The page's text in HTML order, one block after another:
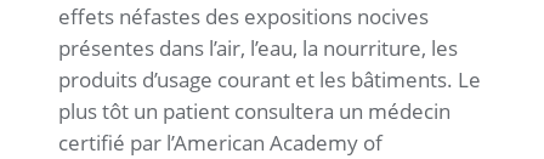
effets néfastes des expositions nocives
présentes dans l’air, l’eau, la nourriture, les
produits d’usage courant et les bâtiments. Le
plus tôt un patient consultera un médecin
certifié par l’American Academy of